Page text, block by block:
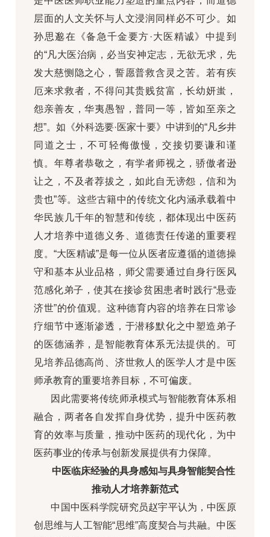
层面的人文关怀与人文浸润同样必不可少。如
孙思邈在《备急千金要方·大医精诚》中提到
的“凡大医治病，必当安神定志，无欲无求，先
发大慈恻隐之心，誓愿普救含灵之苦。若有疾
厄来求救者，不得问其贵贱贫富，长幼妍蚩，
怨亲善友，华夷愚智，普同一等，皆如至亲之
想”。如《外科选要·医家十要》中讲到的“凡乡井
同道之士，不可轻侮傲慢，交接切要谦和谨
慎。年尊者恭敬之，有学者师视之，骄傲者逊
让之，不及者荐拔之，如此自无谤怨，信和为
贵也”等。这些古籍中的传统文化内涵承载着中
华民族几千年的智慧和传统，都体现出中医药
人才培养中道德义务、道德责任传递的重要程
度。“大医精诚”是每一位从医者应遵循的道德操
守和基本从业品格，师父需要通过自身行医风
范感化弟子，使其在接诊贫困患者时践行“悬壶
济世”的价值观。这种德育内容的培养在日常诊
疗细节中逐渐渗透，于潜移默化之中塑造弟子
的医德涵养，是智能教育体系无法提供的。可
见培养品德高尚、济世救人的医学人才是中医
师承教育的重要培养目标，不可偏废。
因此需要将传统师承模式与智能教育体系相
融合，两者各自发挥自身优势，提升中医药教
育的效率与质量，推动中医药的现代化，为中
医药事业的传承与创新发展提供有力保障。
中医临床经验的具身感知与具身智能契合性
推动人才培养新范式
中国中医科学院研究员赵宇平认为，中医原
创思维与人工智能“思维”高度契合与共融。中医